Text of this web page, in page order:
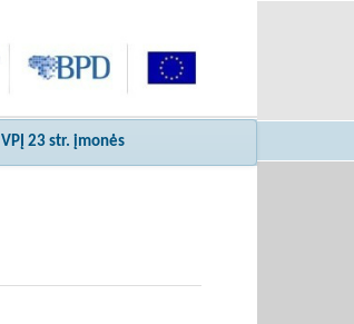
VPĮ 23 str. įmonės